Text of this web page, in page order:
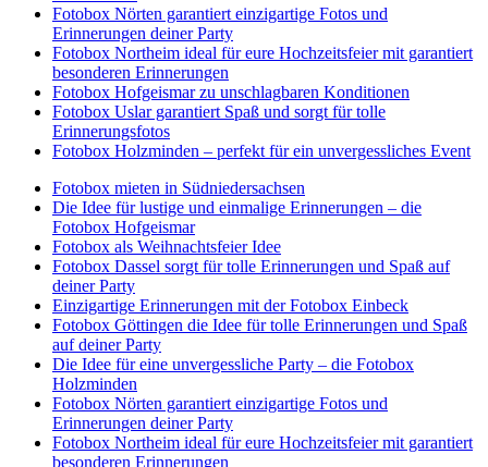
Fotobox Nörten garantiert einzigartige Fotos und
Erinnerungen deiner Party
Fotobox Northeim ideal für eure Hochzeitsfeier mit garantiert
besonderen Erinnerungen
Fotobox Hofgeismar zu unschlagbaren Konditionen
Fotobox Uslar garantiert Spaß und sorgt für tolle
Erinnerungsfotos
Fotobox Holzminden – perfekt für ein unvergessliches Event
Fotobox mieten in Südniedersachsen
Die Idee für lustige und einmalige Erinnerungen – die
Fotobox Hofgeismar
Fotobox als Weihnachtsfeier Idee
Fotobox Dassel sorgt für tolle Erinnerungen und Spaß auf
deiner Party
Einzigartige Erinnerungen mit der Fotobox Einbeck
Fotobox Göttingen die Idee für tolle Erinnerungen und Spaß
auf deiner Party
Die Idee für eine unvergessliche Party – die Fotobox
Holzminden
Fotobox Nörten garantiert einzigartige Fotos und
Erinnerungen deiner Party
Fotobox Northeim ideal für eure Hochzeitsfeier mit garantiert
besonderen Erinnerungen